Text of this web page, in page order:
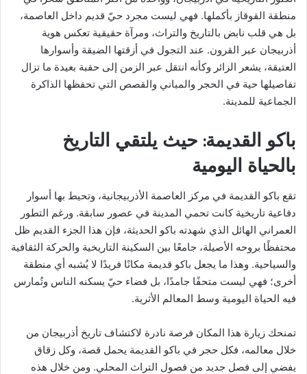
منطقة القوقاز بأكملها. فهي ليست مجرد حيّ قديم داخل العاصمة،
بل هي قلب نابض بالتاريخ والتراث، ومرآة حقيقية تعكس هوية
أذربيجان عبر القرون. عند التجول في أزقتها الضيقة وأسوارها
العتيقة، يشعر الزائر وكأنه انتقل عبر الزمن إلى حقبة بعيدة ما تزال
تفاصيلها حية في الحجر والمباني والقصص التي تحفظها الذاكرة
الجماعية للمدينة.
باكو القديمة: حيث يلتقي التاريخ
بالحياة اليومية
تقع باكو القديمة في مركز العاصمة الأذربيجانية، وتحيط بها أسوار
دفاعية تاريخية كانت تحمي المدينة في عصور سابقة. ورغم التطور
العمراني الهائل الذي شهدته باكو الحديثة، فإن هذا الجزء القديم ظل
محتفظًا بروحه الأصيلة، جامعًا بين السكينة التاريخية والحركة الثقافية
والسياحية. وهذا ما يجعل باكو قديمة مكانًا فريدًا لا يُشبه أي منطقة
أخرى؛ فهي ليست متحفًا جامدًا، بل فضاء حيّ يسكنه الناس وتُمارس
فيه الحياة اليومية وسط المعالم الأثرية.
تمنحك زيارة هذا المكان فرصة نادرة لاكتشاف تاريخ أذربيجان من
خلال معالمه، فكل حجر في باكو القديمة يحمل قصة، وكل زقاق
يفضي إلى فصل جديد من فصول التراث المحلي. ومن خلال هذه